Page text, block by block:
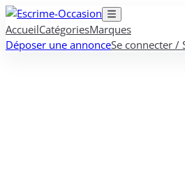
AccueilCatégoriesMarques
Déposer une annonceSe connecter /